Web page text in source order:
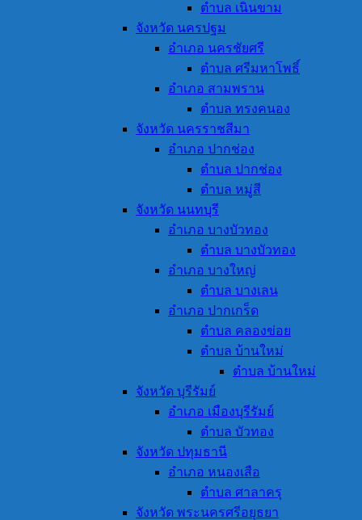
ตำบล เนินขาม
จังหวัด นครปฐม
อำเภอ นครชัยศรี
ตำบล ศรีมหาโพธิ์
อำเภอ สามพราน
ตำบล ทรงคนอง
จังหวัด นครราชสีมา
อำเภอ ปากช่อง
ตำบล ปากช่อง
ตำบล หมู่สี
จังหวัด นนทบุรี
อำเภอ บางบัวทอง
ตำบล บางบัวทอง
อำเภอ บางใหญ่
ตำบล บางเลน
อำเภอ ปากเกร็ด
ตำบล คลองข่อย
ตำบล บ้านใหม่
ตำบล บ้านใหม่
จังหวัด บุรีรัมย์
อำเภอ เมืองบุรีรัมย์
ตำบล บัวทอง
จังหวัด ปทุมธานี
อำเภอ หนองเสือ
ตำบล ศาลาครุ
จังหวัด พระนครศรีอยุธยา